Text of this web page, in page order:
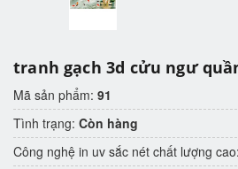
tranh gạch 3d cửu ngư
Mã sản phẩm: 91
Tình trạng: Còn hàng
Công nghệ in uv sắc nét chất lượng cao: